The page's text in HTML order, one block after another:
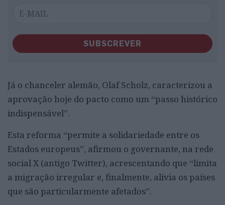
SUBSCREVER
Já o chanceler alemão, Olaf Scholz, caracterizou a
aprovação hoje do pacto como um “passo histórico
indispensável”.
Esta reforma “permite a solidariedade entre os
Estados europeus”, afirmou o governante, na rede
social X (antigo Twitter), acrescentando que “limita
a migração irregular e, finalmente, alivia os países
que são particularmente afetados”.